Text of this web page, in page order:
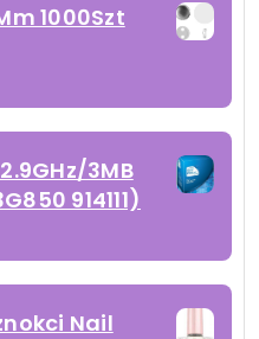
1000Szt
3MB
914111)
Nail